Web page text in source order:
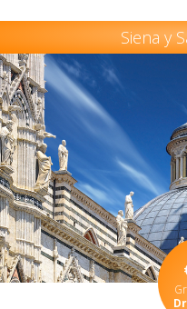
Siena y